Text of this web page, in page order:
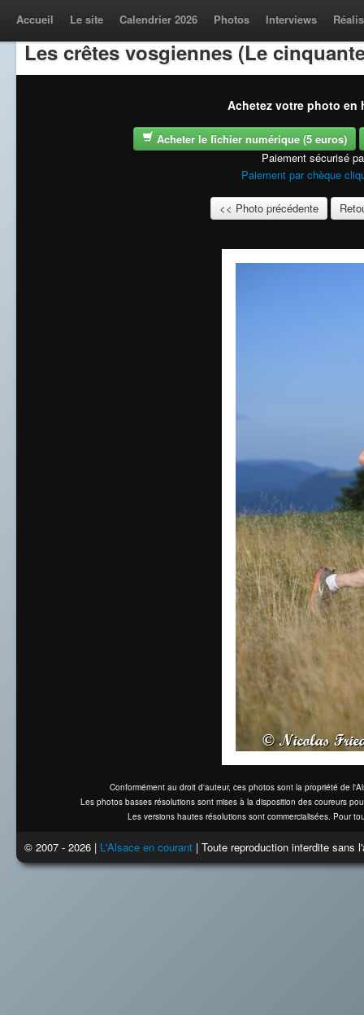
Accueil Le site Calendrier 2026 Photos Interviews
Les crêtes vosgiennes (Le
Achetez votre photo en
Acheter le fichier numérique (5 euros)
Paiement sécurisé
Paiement par chèque
<< Photo précédente
Conformément au droit d'auteur, ces photos sont la propriété de
Les photos basses résolutions sont mises à la disposition des coureurs
Les versions hautes résolutions sont commercialisées. Pour
© 2007 - 2026 | L'Alsace en courant | Toute reproduction interdite sans